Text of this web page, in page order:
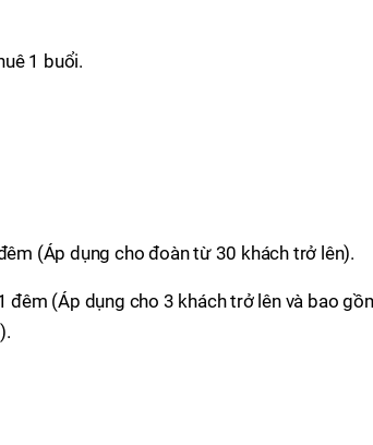
1 buổi.
(Áp dụng cho đoàn từ 30 khách trở lên).
(Áp dụng cho 3 khách trở lên và bao